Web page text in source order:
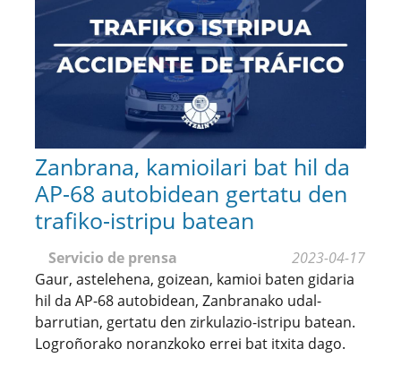
Zanbrana, kamioilari bat hil da
AP-68 autobidean gertatu den
trafiko-istripu batean
Servicio de prensa
2023-04-17
Gaur, astelehena, goizean, kamioi baten gidaria
hil da AP-68 autobidean, Zanbranako udal-
barrutian, gertatu den zirkulazio-istripu batean.
Logroñorako noranzkoko errei bat itxita dago.